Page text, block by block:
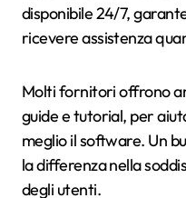
disponibile 24/7,
ricevere assistenza
Molti fornitori offrono
guide e tutorial, per
meglio il software. Un
la differenza nella
degli utenti.